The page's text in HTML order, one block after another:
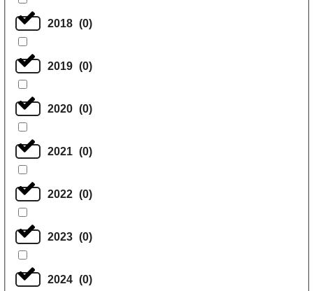
2018 (0)
2019 (0)
2020 (0)
2021 (0)
2022 (0)
2023 (0)
2024 (0)